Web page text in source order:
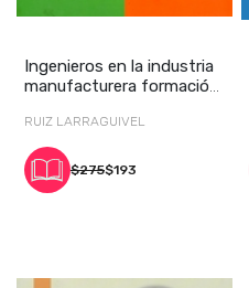
Ingenieros en la industria
manufacturera formación,
RUIZ LARRAGUIVEL
$275$193